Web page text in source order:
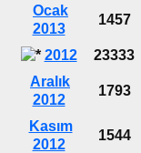
Ocak
2013
1457
2012 23333
Aralık
2012
1793
Kasım
2012
1544